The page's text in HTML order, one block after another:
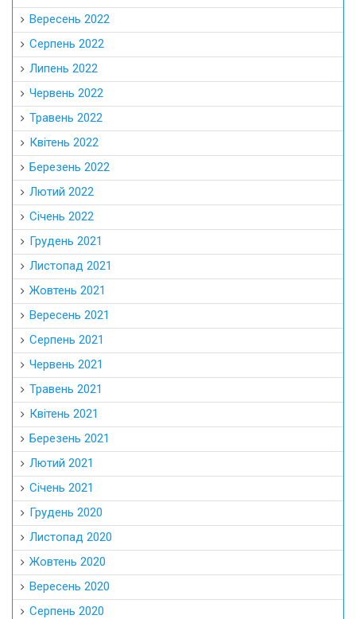
Вересень 2022
Серпень 2022
Липень 2022
Червень 2022
Травень 2022
Квітень 2022
Березень 2022
Лютий 2022
Січень 2022
Грудень 2021
Листопад 2021
Жовтень 2021
Вересень 2021
Серпень 2021
Червень 2021
Травень 2021
Квітень 2021
Березень 2021
Лютий 2021
Січень 2021
Грудень 2020
Листопад 2020
Жовтень 2020
Вересень 2020
Серпень 2020